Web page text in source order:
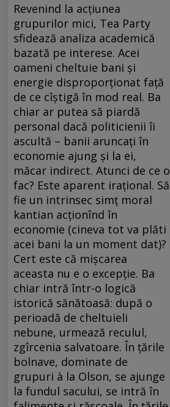
Revenind la acţiunea
grupurilor mici, Tea Party
sfidează analiza academică
bazată pe interese. Acei
oameni cheltuie bani şi
energie disproporţionat faţă
de ce cîştigă în mod real. Ba
chiar ar putea să piardă
personal dacă politicienii îi
ascultă – banii aruncaţi în
economie ajung şi la ei,
măcar indirect. Atunci de ce o
fac? Este aparent iraţional. Să
fie un intrinsec simţ moral
kantian acţionînd în
economie (cineva tot va plăti
acei bani la un moment dat)?
Cert este că mişcarea
aceasta nu e o excepţie. Ba
chiar intră într-o logică
istorică sănătoasă: după o
perioadă de cheltuieli
nebune, urmează reculul,
zgîrcenia salvatoare. În ţările
bolnave, dominate de
grupuri à la Olson, se ajunge
la fundul sacului, se intră în